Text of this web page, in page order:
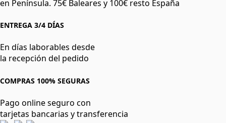
en Península. 75€ Baleares y 100€ resto España
ENTREGA 3/4 DÍAS
En días laborables desde
la recepción del pedido
COMPRAS 100% SEGURAS
Pago online seguro con
tarjetas bancarias y transferencia